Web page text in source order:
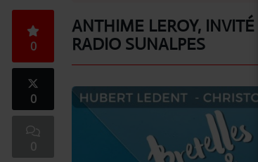
ACTUALITÉS DE LA RADIO
EMISSIONS
EQUIPE
ARTISTES
TITRES DIFFUSÉS
ANTHIME LEROY, INVITÉ
RADIO SUNALPES
0
0
0